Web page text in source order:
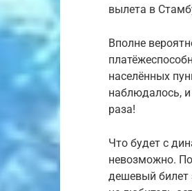
вылета в
Вполне
населённых
наблюдалось,
раза!
Что будет с
невозможно.
дешевый билет